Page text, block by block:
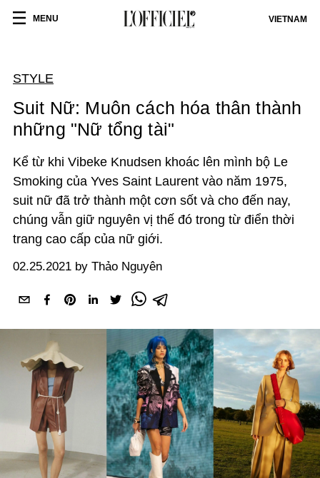
MENU VIETNAM
STYLE
Suit Nữ: Muôn cách hóa thân thành
những "Nữ tổng tài"
Kể từ khi Vibeke Knudsen khoác lên mình bộ Le
Smoking của Yves Saint Laurent vào năm 1975,
suit nữ đã trở thành một cơn sốt và cho đến nay,
chúng vẫn giữ nguyên vị thế đó trong từ điển thời
trang cao cấp của nữ giới.
02.25.2021 by Thảo Nguyên